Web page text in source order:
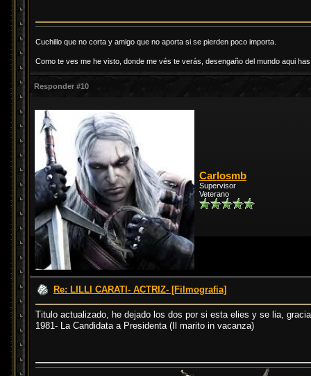
Cuchillo que no corta y amigo que no aporta si se pierden poco importa.
Como te ves me he visto, donde me vés te verás, desengaño del mundo aqui
Responder #10
Carlosmb
Supervisor
Veterano
Re: LILLI CARATI- ACTRIZ- [Filmografia]
Titulo actualizado, he dejado los dos por si esta elies y se lia,
1981- La Candidata a Presidenta (Il marito in vacanza)